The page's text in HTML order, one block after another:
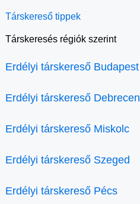
Társkereső tippek
Társkeresés régiók szerint
Erdélyi társkereső Budapest
Erdélyi társkereső Debrecen
Erdélyi társkereső Miskolc
Erdélyi társkereső Szeged
Erdélyi társkereső Pécs